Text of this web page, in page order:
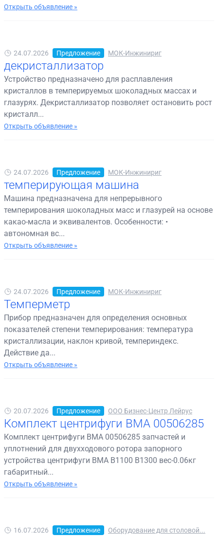
Открыть объявление »
24.07.2026 Предложение МОК-Инжинириг
декристаллизатор
Устройство предназначено для расплавления
кристаллов в темперируемых шоколадных массах и
глазурях. Декристаллизатор позволяет остановить рост
кристалл...
Открыть объявление »
24.07.2026 Предложение МОК-Инжинириг
темперирующая машина
Машина предназначена для непрерывного
темперирования шоколадных масс и глазурей на основе
какао-масла и эквивалентов. Особенности: •
автономная вс...
Открыть объявление »
24.07.2026 Предложение МОК-Инжинириг
Темперметр
Прибор предназначен для определения основных
показателей степени темперирования: температура
кристаллизации, наклон кривой, темпериндекс.
Действие да...
Открыть объявление »
20.07.2026 Предложение ООО Бизнес-Центр Лейрус
Комплект центрифуги BMA 00506285
Комплект центрифуги BMA 00506285 запчастей и
уплотнений для двухходового ротора запорного
устройства центрифуги BMA B1100 B1300 вес-0.06кг
габаритный...
Открыть объявление »
16.07.2026 Предложение Оборудование для столовой...